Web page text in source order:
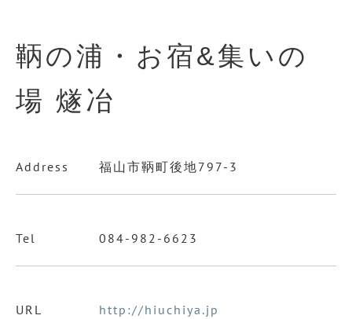
鞆の浦・お宿&集いの
場 燧冶
Address 福山市鞆町後地797-3
Tel 084-982-6623
URL http://hiuchiya.jp